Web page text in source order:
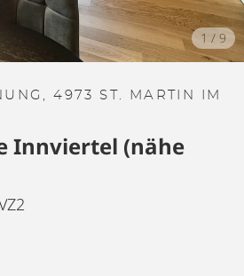
1 / 9
4973 ST. MARTIN IM
Innviertel (nähe